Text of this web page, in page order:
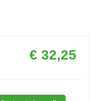
Prezzo
scontato
€ 32,25